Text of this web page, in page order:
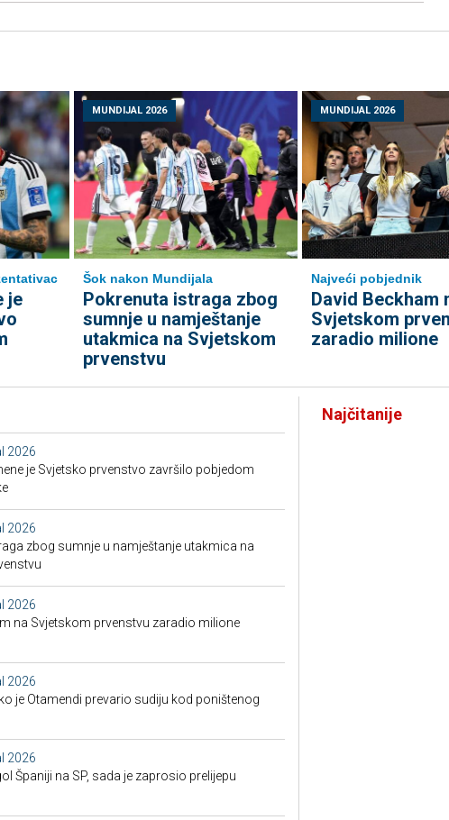
je
MUNDIJAL 2026
Šok nakon Mundijala
Pokrenuta istraga zbog
sumnje u namještanje
utakmica na Svjetskom
prvenstvu
MUNDIJAL 2026
Najveći pobjednik
David Beckham
Svjetskom
zaradio milione
2026
je Svjetsko prvenstvo završilo pobjedom
2026
zbog sumnje u namještanje utakmica na
2026
na Svjetskom prvenstvu zaradio milione
2026
je Otamendi prevario sudiju kod poništenog
2026
Španiji na SP, sada je zaprosio prelijepu
Najčitanije